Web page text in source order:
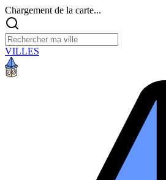
Chargement de la carte...
VILLES